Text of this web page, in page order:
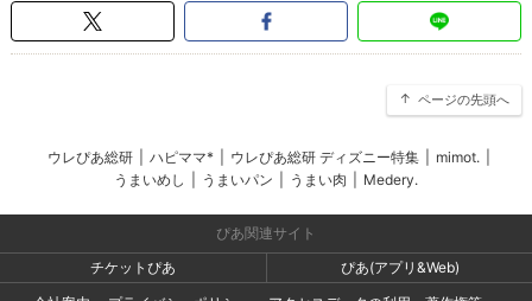
ページの先頭へ
ウレぴあ総研 ハピママ* ウレぴあ総研 ディズニー特集 mimot.
うまいめし
うまいパン うまい肉 Medery.
ぴあ関連サイト
チケットぴあ
ぴあ(アプリ&Web)